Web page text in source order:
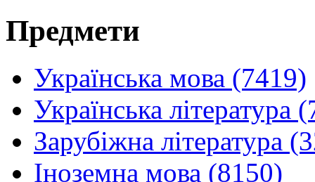
Предмети
Українська мова (7419)
Українська література
Зарубіжна література
Іноземна мова (8150)